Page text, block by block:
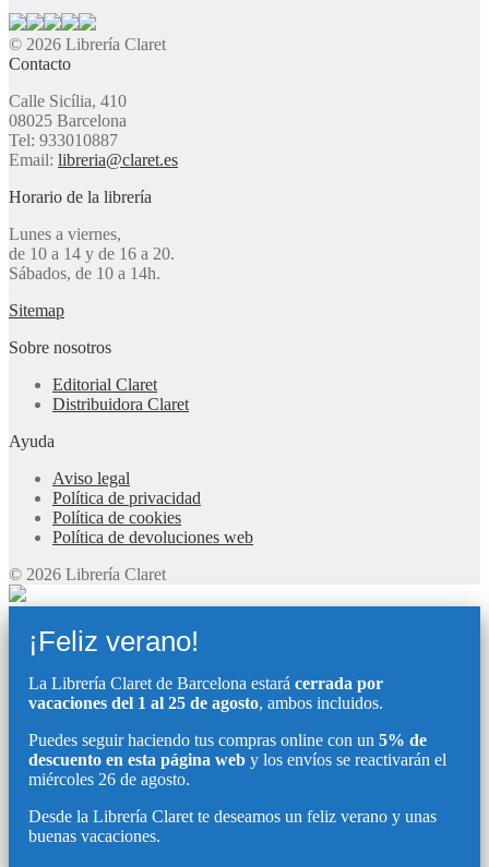
© 2026 Librería Claret
Contacto
Calle Sicília, 410
08025 Barcelona
Tel: 933010887
Email: libreria@claret.es
Horario de la librería
Lunes a viernes,
de 10 a 14 y de 16 a 20.
Sábados, de 10 a 14h.
Sitemap
Sobre nosotros
Editorial Claret
Distribuidora Claret
Ayuda
Aviso legal
Política de privacidad
Política de cookies
Política de devoluciones web
© 2026 Librería Claret
¡Feliz verano!
La Librería Claret de Barcelona estará cerrada por
vacaciones del 1 al 25 de agosto, ambos incluidos.
Puedes seguir haciendo tus compras online con un 5% de
descuento en esta página web y los envíos se reactivarán el
miércoles 26 de agosto.
Desde la Librería Claret te deseamos un feliz verano y unas
buenas vacaciones.